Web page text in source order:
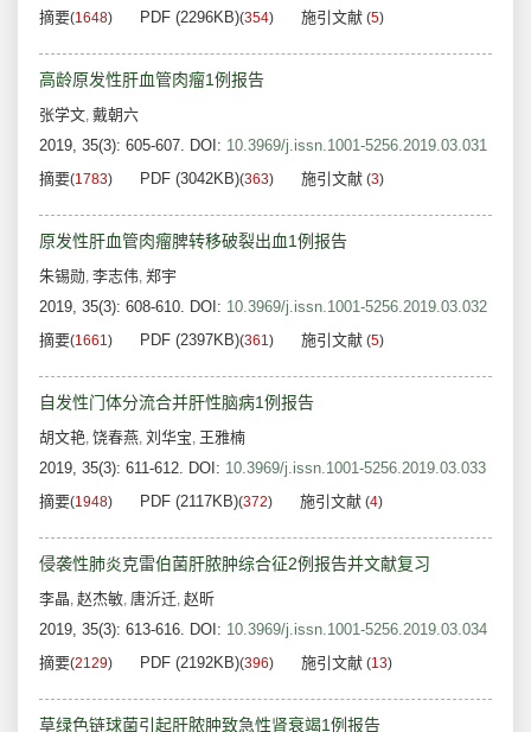
摘要(1648) PDF (2296KB)(354) 施引文献 (5)
高龄原发性肝血管肉瘤1例报告
张学文, 戴朝六
2019, 35(3): 605-607. DOI: 10.3969/j.issn.1001-5256.2019.03.031
摘要(1783) PDF (3042KB)(363) 施引文献 (3)
原发性肝血管肉瘤脾转移破裂出血1例报告
朱锡勋, 李志伟, 郑宇
2019, 35(3): 608-610. DOI: 10.3969/j.issn.1001-5256.2019.03.032
摘要(1661) PDF (2397KB)(361) 施引文献 (5)
自发性门体分流合并肝性脑病1例报告
胡文艳, 饶春燕, 刘华宝, 王雅楠
2019, 35(3): 611-612. DOI: 10.3969/j.issn.1001-5256.2019.03.033
摘要(1948) PDF (2117KB)(372) 施引文献 (4)
侵袭性肺炎克雷伯菌肝脓肿综合征2例报告并文献复习
李晶, 赵杰敏, 唐沂迁, 赵昕
2019, 35(3): 613-616. DOI: 10.3969/j.issn.1001-5256.2019.03.034
摘要(2129) PDF (2192KB)(396) 施引文献 (13)
草绿色链球菌引起肝脓肿致急性肾衰竭1例报告